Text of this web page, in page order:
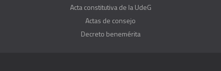
Acta constitutiva de la UdeG
Actas de consejo
Decreto benemérita